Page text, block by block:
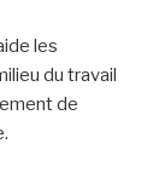
les
du travail
de